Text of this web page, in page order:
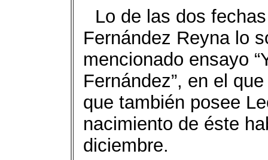
Lo de las dos
Fernández Reyna lo
mencionado ensayo
Fernández”, en el
que también posee
nacimiento de éste
diciembre.